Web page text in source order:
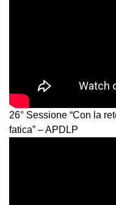
26° Sessione “Con la
fatica” – APDLP